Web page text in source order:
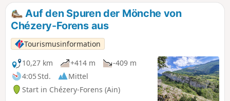
Auf den Spuren der Mönche von
Chézery-Forens aus
Tourismusinformation
10,27 km
+414 m
-409 m
4:05 Std.
Mittel
Start in Chézery-Forens (Ain)